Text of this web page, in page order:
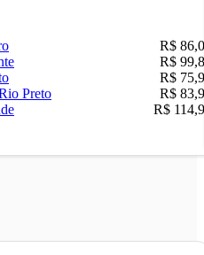
R$
R$
R$
Preto
R$
R$